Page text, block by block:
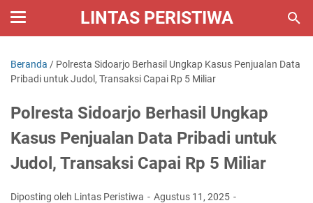
LINTAS PERISTIWA
Beranda / Polresta Sidoarjo Berhasil Ungkap Kasus Penjualan Data
Pribadi untuk Judol, Transaksi Capai Rp 5 Miliar
Polresta Sidoarjo Berhasil Ungkap
Kasus Penjualan Data Pribadi untuk
Judol, Transaksi Capai Rp 5 Miliar
Diposting oleh Lintas Peristiwa
Agustus 11, 2025